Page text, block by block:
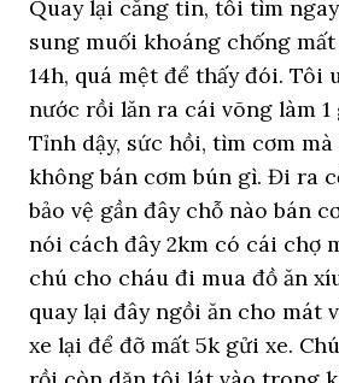
Quay lại căng tin, tôi tìm
sung muối khoáng chống
14h, quá mệt để thấy đói. Tôi
nước rồi lăn ra cái võng làm 1
Tỉnh dậy, sức hồi, tìm cơm
không bán cơm bún gì. Đi ra
bảo vệ gần đây chỗ nào bán
nói cách đây 2km có cái chợ
chú cho cháu đi mua đồ ăn
quay lại đây ngồi ăn cho mát
xe lại để đỡ mất 5k gửi xe.